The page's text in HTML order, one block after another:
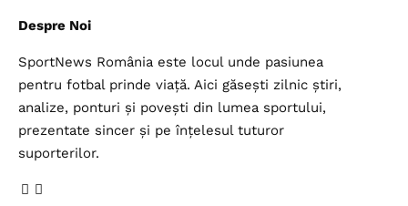
Despre Noi
SportNews România este locul unde pasiunea
pentru fotbal prinde viață. Aici găsești zilnic știri,
analize, ponturi și povești din lumea sportului,
prezentate sincer și pe înțelesul tuturor
suporterilor.